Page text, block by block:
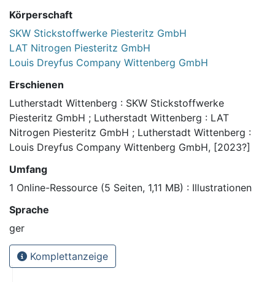
Körperschaft
SKW Stickstoffwerke Piesteritz GmbH
LAT Nitrogen Piesteritz GmbH
Louis Dreyfus Company Wittenberg GmbH
Erschienen
Lutherstadt Wittenberg : SKW Stickstoffwerke
Piesteritz GmbH ; Lutherstadt Wittenberg : LAT
Nitrogen Piesteritz GmbH ; Lutherstadt Wittenberg :
Louis Dreyfus Company Wittenberg GmbH, [2023?]
Umfang
1 Online-Ressource (5 Seiten, 1,11 MB) : Illustrationen
Sprache
ger
Komplettanzeige